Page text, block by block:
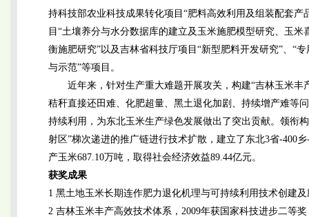
持科技部农业科技成果转化项目“肥料高效利用及组装配套产
目“土壤养分与水分数据库的建立及玉米施肥模型研究、玉
衡施肥研究”以及吉林省科技厅项目“新型肥料开发研究”、“
与示范”等项目。
近年来，针对生产重大难题开展攻关，构建“吉林玉米
秸秆直接还田难、化肥超量、黑土退化加剧、持续增产难等
持续利用，为东北玉米生产绿色发展做出了突出贡献。领衔
射区”梯次递进的推广链进行技术扩散，建立了东北3省-400
产玉米687.10万吨，取得社会经济效益89.44亿元。
获奖成果
1 黑土地玉米长期连作肥力退化机理与可持续利用技术创建
2 吉林玉米丰产高效技术体系，2009年获国家科技进步二等奖